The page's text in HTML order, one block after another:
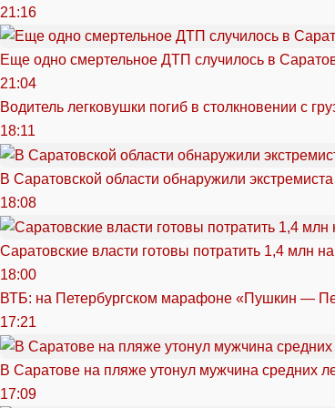
21:16
Еще одно смертельное ДТП случилось в
21:04
Водитель легковушки погиб в столкновении с
18:11
В Саратовской области обнаружили
18:08
Саратовские власти готовы потратить 1,4 млн
18:00
ВТБ: на Петербургском марафоне «Пушкин —
17:21
В Саратове на пляже утонул мужчина средних
17:09